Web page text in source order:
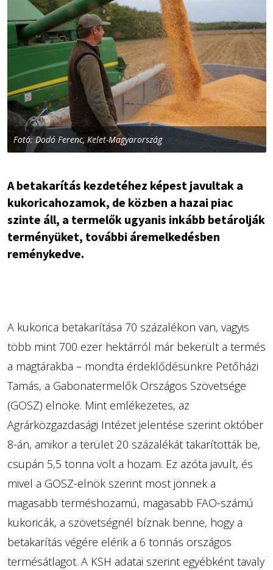
Fotó: Dodó Ferenc, Kelet-Magyarország
A betakarítás kezdetéhez képest javultak a
kukoricahozamok, de közben a hazai piac
szinte áll, a termelők ugyanis inkább betárolják
terményüket, további áremelkedésben
reménykedve.
A kukorica betakarítása 70 százalékon van, vagyis
több mint 700 ezer hektárról már bekerült a termés
a magtárakba – mondta érdeklődésünkre Petőházi
Tamás, a Gabonatermelők Országos Szövetsége
(GOSZ) elnöke. Mint emlékezetes, az
Agrárközgazdasági Intézet jelentése szerint október
8-án, amikor a terület 20 százalékát takarították be,
csupán 5,5 tonna volt a hozam. Ez azóta javult, és
mivel a GOSZ-elnök szerint most jönnek a
magasabb terméshozamú, magasabb FAO-számú
kukoricák, a szövetségnél bíznak benne, hogy a
betakarítás végére elérik a 6 tonnás országos
termésátlagot. A KSH adatai szerint egyébként tavaly